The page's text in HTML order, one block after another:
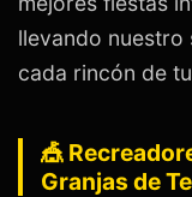
llevando
cada rincón de
🎪
Granjas de